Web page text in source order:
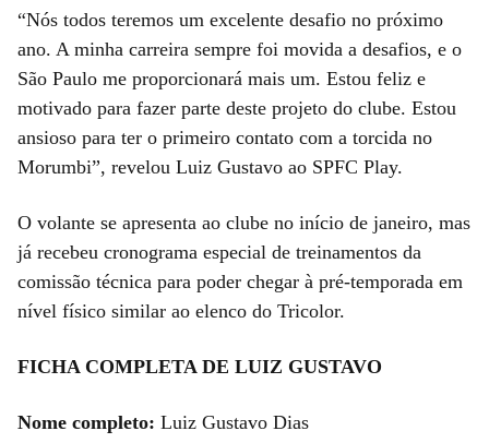
“Nós todos teremos um excelente desafio no próximo
ano. A minha carreira sempre foi movida a desafios, e o
São Paulo me proporcionará mais um. Estou feliz e
motivado para fazer parte deste projeto do clube. Estou
ansioso para ter o primeiro contato com a torcida no
Morumbi”, revelou Luiz Gustavo ao SPFC Play.
O volante se apresenta ao clube no início de janeiro, mas
já recebeu cronograma especial de treinamentos da
comissão técnica para poder chegar à pré-temporada em
nível físico similar ao elenco do Tricolor.
FICHA COMPLETA DE LUIZ GUSTAVO
Nome completo: Luiz Gustavo Dias